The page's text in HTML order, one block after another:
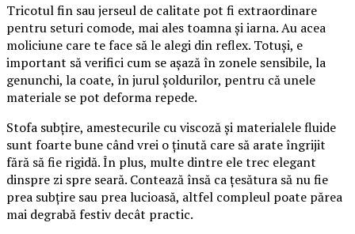
Tricotul fin sau jerseul de calitate pot fi extraordinare
pentru seturi comode, mai ales toamna și iarna. Au acea
moliciune care te face să le alegi din reflex. Totuși, e
important să verifici cum se așază în zonele sensibile, la
genunchi, la coate, în jurul șoldurilor, pentru că unele
materiale se pot deforma repede.
Stofa subțire, amestecurile cu viscoză și materialele fluide
sunt foarte bune când vrei o ținută care să arate îngrijit
fără să fie rigidă. În plus, multe dintre ele trec elegant
dinspre zi spre seară. Contează însă ca țesătura să nu fie
prea subțire sau prea lucioasă, altfel compleul poate părea
mai degrabă festiv decât practic.